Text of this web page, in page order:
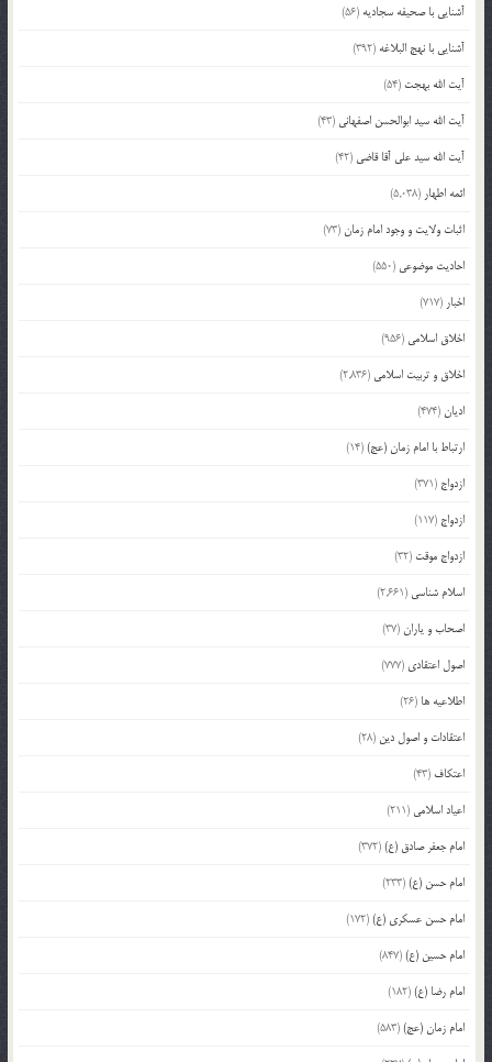
آشنایی با صحیفه سجادیه (56)
آشنایی با نهج البلاغه (392)
آیت الله بهجت (54)
آیت الله سید ابوالحسن اصفهانی (43)
آیت الله سید علی آقا قاضی (42)
ائمه اطهار (5,038)
اثبات ولایت و وجود امام زمان(73)
احادیث موضوعی (550)
اخبار (717)
اخلاق اسلامی (956)
اخلاق و تربیت اسلامی (2,836)
ادیان(474)
ارتباط با امام زمان (عج)(14)
ازدواج (371)
ازدواج (117)
ازدواج موقت (32)
اسلام شناسی (2,661)
اصحاب و یاران(37)
اصول اعتقادی (777)
اطلاعیه ها (26)
اعتقادات و اصول دین (28)
اعتکاف (43)
اعیاد اسلامی (211)
امام جعفر صادق (ع)(372)
امام حسن (ع)(233)
امام حسن عسکری (ع)(172)
امام حسین (ع)(847)
امام رضا (ع)(182)
امام زمان (عج)(583)